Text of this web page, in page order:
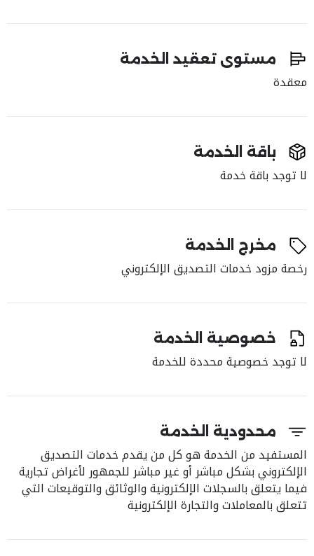
مستوى تعقيد الخدمة
معقدة
باقة الخدمة
لا توجد باقة خدمة
مخرج الخدمة
رخصة مزود خدمات التصديق الإلكتروني
خصوصية الخدمة
لا توجد خصوصية محددة للخدمة
محدودية الخدمة
المستفيد من الخدمة هو كل من يقدم خدمات التصديق
الإلكتروني بشكل مباشر أو غير مباشر للجمهور لأغراض تجارية
فيما يتعلق بالسجلات الإلكترونية والوثائق والتوقيعات التي
تتعلق بالمعاملات والتجارة الإلكترونية